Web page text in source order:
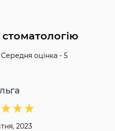
Середня оцінка - 5
2023